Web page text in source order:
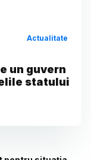
Actualitate
un guvern
statului